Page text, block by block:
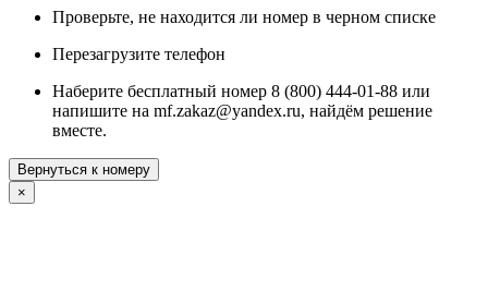
Проверьте, не находится ли номер в черном списке
Перезагрузите телефон
Наберите бесплатный номер 8 (800) 444-01-88 или
напишите на mf.zakaz@yandex.ru, найдём решение
вместе.
Вернуться к номеру
×